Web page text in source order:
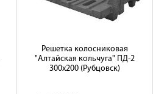
Решетка колосниковая
"Алтайская кольчуга" ПД-2
300х200 (Рубцовск)